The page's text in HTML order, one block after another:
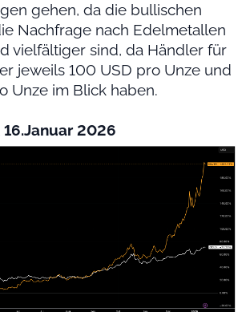
gehen, da die bullischen
Nachfrage nach Edelmetallen
vielfältiger sind, da Händler für
jeweils 100 USD pro Unze und
Unze im Blick haben.
2026